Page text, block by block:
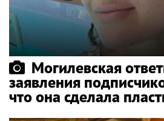
Могилевская
заявления
что она сделала